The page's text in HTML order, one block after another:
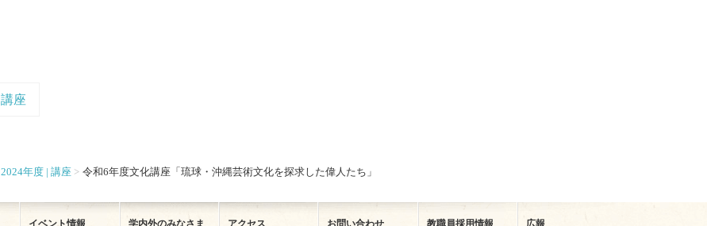
講座
2024年度 | 講座 令和6年度文化講座「琉球・沖縄芸術文化を探求した偉人たち」
イベント情報
学内外のみなさま
アクセス
お問い合わせ
教職員採用情報
広報